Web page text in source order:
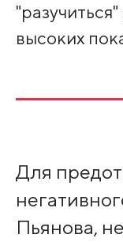
высоких
Для
Пьянова,